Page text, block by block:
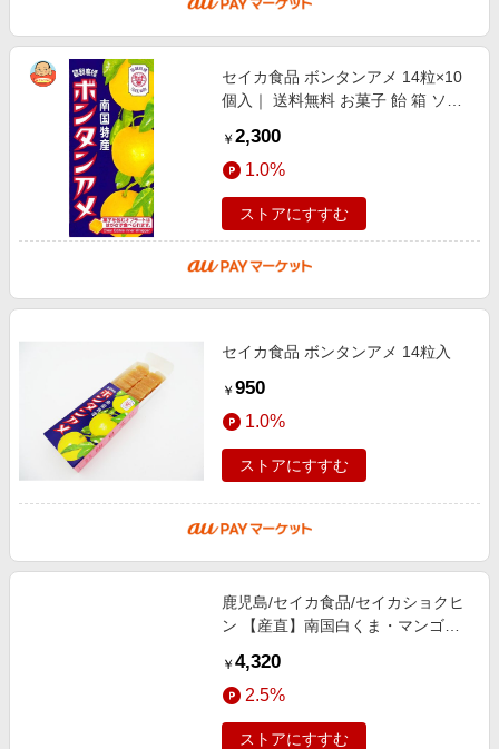
セイカ食品 ボンタンアメ 14粒×10
個入｜ 送料無料 お菓子 飴 箱 ソフ
￥ 2,300
1.0%
ストアにすすむ
セイカ食品 ボンタンアメ 14粒入
￥ 950
1.0%
ストアにすすむ
鹿児島/セイカ食品/セイカショクヒ
ン 【産直】南国白くま・マンゴー
ーム、フローズン ヨーグルト（洋
菓子）【三越伊勢丹/公式】
￥ 4,320
2.5%
ストアにすすむ